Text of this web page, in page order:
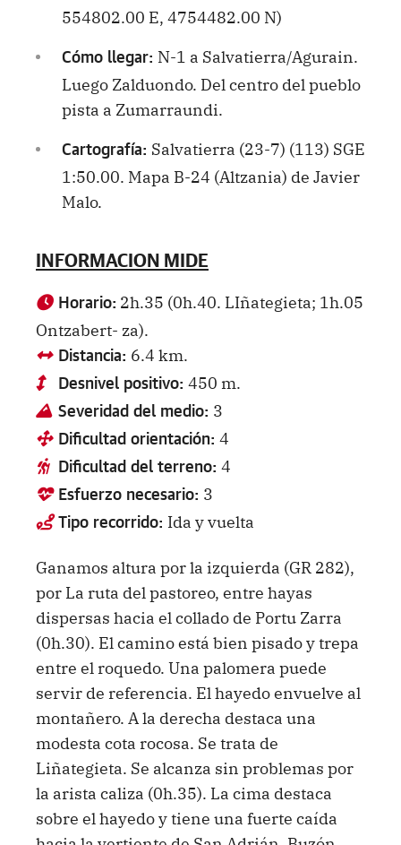
554802.00 E, 4754482.00 N)
Cómo llegar: N-1 a Salvatierra/Agurain.
Luego Zalduondo. Del centro del pueblo
pista a Zumarraundi.
Cartografía: Salvatierra (23-7) (113) SGE
1:50.00. Mapa B-24 (Altzania) de Javier
Malo.
INFORMACION MIDE
Horario: 2h.35 (0h.40. LIñategieta; 1h.05
Ontzabert- za).
Distancia: 6.4 km.
Desnivel positivo: 450 m.
Severidad del medio: 3
Dificultad orientación: 4
Dificultad del terreno: 4
Esfuerzo necesario: 3
Tipo recorrido: Ida y vuelta
Ganamos altura por la izquierda (GR 282),
por La ruta del pastoreo, entre hayas
dispersas hacia el collado de Portu Zarra
(0h.30). El camino está bien pisado y trepa
entre el roquedo. Una palomera puede
servir de referencia. El hayedo envuelve al
montañero. A la derecha destaca una
modesta cota rocosa. Se trata de
Liñategieta. Se alcanza sin problemas por
la arista caliza (0h.35). La cima destaca
sobre el hayedo y tiene una fuerte caída